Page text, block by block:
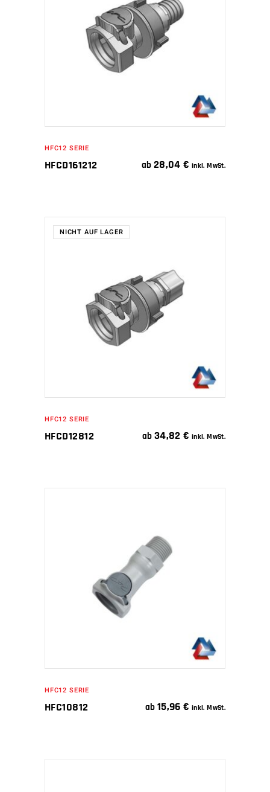
WEITERLESEN
HFC12 SERIE
HFCD161212 ab 28,04€ inkl. MwSt.
NICHT AUF LAGER
WEITERLESEN
HFC12 SERIE
HFCD12812 ab 34,82€ inkl. MwSt.
IN DEN WARENKORB
HFC12 SERIE
HFC10812 ab 15,96€ inkl. MwSt.